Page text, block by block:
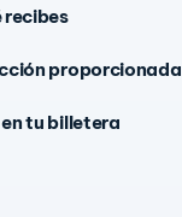
recibes
proporcionada
tu billetera